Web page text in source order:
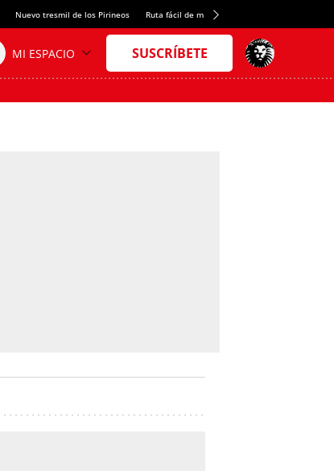
Nuevo tresmil de los Pirineos Ruta fácil de montaña